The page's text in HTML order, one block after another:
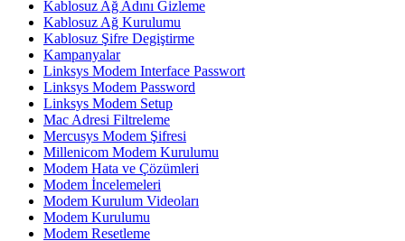
Kablosuz Ağ Adını Gizleme
Kablosuz Ağ Kurulumu
Kablosuz Şifre Degiştirme
Kampanyalar
Linksys Modem Interface Passwort
Linksys Modem Password
Linksys Modem Setup
Mac Adresi Filtreleme
Mercusys Modem Şifresi
Millenicom Modem Kurulumu
Modem Hata ve Çözümleri
Modem İncelemeleri
Modem Kurulum Videoları
Modem Kurulumu
Modem Resetleme